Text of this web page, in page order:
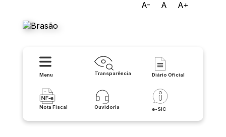
A- A A+
Menu Transparência Diário Oficial
Nota Fiscal Ouvidoria e-SIC